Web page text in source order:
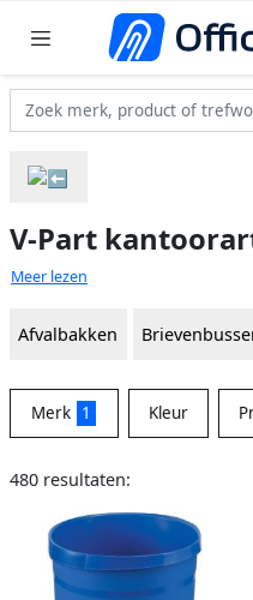
V-Part
Meer lezen
Afvalbakken
Merk 1 Kleur
480 resultaten: